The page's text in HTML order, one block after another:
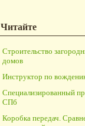
Читайте
Строительство
домов
Инструктор по
Специализированный
СПб
Коробка передач.